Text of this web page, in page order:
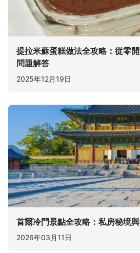
提拉米蘇蛋糕做法全攻略：從零
問題解答
2025年12月19日
首爾冷門景點全攻略：私房秘境
2026年03月11日